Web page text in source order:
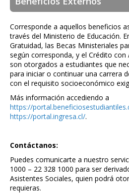
Corresponde a aquellos beneficios
través del Ministerio de Educación.
Gratuidad, las Becas Ministeriales
según corresponda, y el Crédito con
son otorgados a estudiantes que
para iniciar o continuar una carrera
con el requisito socioeconómico
Más información accediendo a
https://
https://portal.ingresa.cl/.
Contáctanos:
Puedes comunicarte a nuestro
1000 – 22 328 1000 para ser
Asistentes Sociales, quien podrá
requieras.